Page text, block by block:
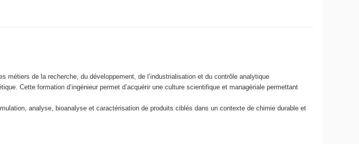
de la recherche, du développement, de l’industrialisation et du contrôle analytique
Cette formation d’ingénieur permet d’acquérir une culture scientifique et managériale permettant
analyse, bioanalyse et caractérisation de produits ciblés dans un contexte de chimie durable et